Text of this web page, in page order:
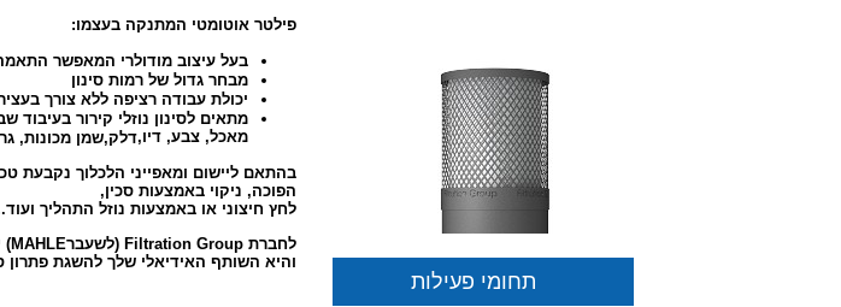
פילטר אוטומטי המתנקה בעצמו:
בעל עיצוב מודולרי המאפשר
מבחר גדול של רמות סינון
יכולת עבודה רציפה ללא צורך
מתאים לסינון נוזלי קירור בעיבוד
מאכל, צבע, דיו,דלק,שמן
בהתאם ליישום ומאפייני הלכלוך נקבעת
הפוכה, ניקוי באמצעות סכין,
לחץ חיצוני או באמצעות נוזל התהליך
לחברת Filtration Group (לשעברMAHLE
)
והיא השותף האידיאלי שלך להשגת פתרון
תחומי פעילות